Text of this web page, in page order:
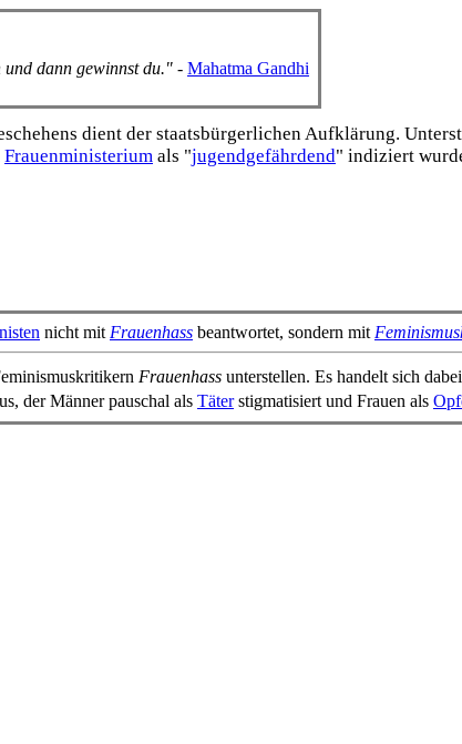
und dann gewinnst du." - Mahatma Gandhi
dient der staats­bürgerlichen Aufklärung.
Frauen­ministerium als "jugend­gefährdend" indiziert
nicht mit Frauenhass beantwortet, sondern mit
Frauenhass unterstellen. Es handelt sich
der Männer pauschal als Täterstigmatisiert und Frauen als